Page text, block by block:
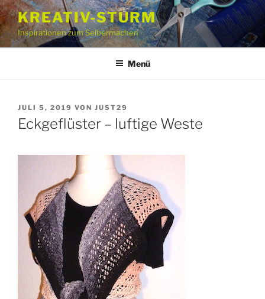
Zum
Inhalt
springen
KREATIV-STURM
Inspirationen zum Selbermachen
Menü
VERÖFFENTLICHT
AM
JULI 5, 2019 VON JUST29
Eckgeflüster – luftige Weste